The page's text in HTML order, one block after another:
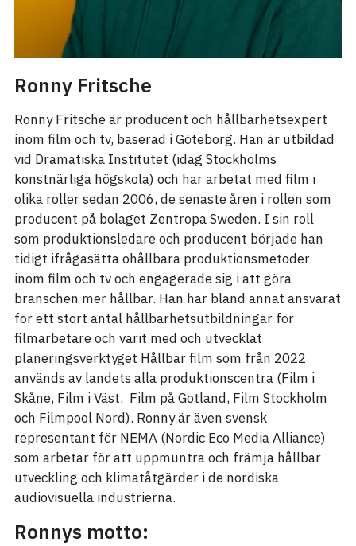
Ronny Fritsche
Ronny Fritsche är producent och hållbarhetsexpert
inom film och tv, baserad i Göteborg. Han är utbildad
vid Dramatiska Institutet (idag Stockholms
konstnärliga högskola) och har arbetat med film i
olika roller sedan 2006, de senaste åren i rollen som
producent på bolaget Zentropa Sweden. I sin roll
som produktionsledare och producent började han
tidigt ifrågasätta ohållbara produktionsmetoder
inom film och tv och engagerade sig i att göra
branschen mer hållbar. Han har bland annat ansvarat
för ett stort antal hållbarhetsutbildningar för
filmarbetare och varit med och utvecklat
planeringsverktyget Hållbar film som från 2022
används av landets alla produktionscentra (Film i
Skåne, Film i Väst, Film på Gotland, Film Stockholm
och Filmpool Nord). Ronny är även svensk
representant för NEMA (Nordic Eco Media Alliance)
som arbetar för att uppmuntra och främja hållbar
utveckling och klimatåtgärder i de nordiska
audiovisuella industrierna.
Ronnys motto: